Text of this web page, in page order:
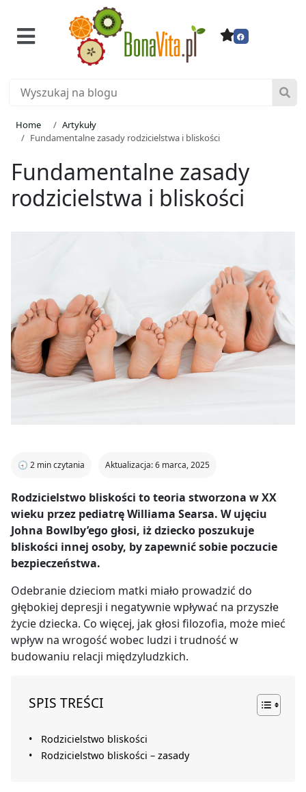
Home
Artykuły
Fundamentalne zasady rodzicielstwa i bliskości
Fundamentalne zasady
rodzicielstwa i bliskości
🕣 2 min czytania Aktualizacja: 6 marca, 2025
Rodzicielstwo bliskości to teoria stworzona w XX
wieku przez pediatrę Williama Searsa. W ujęciu
Johna Bowlby’ego głosi, iż dziecko poszukuje
bliskości innej osoby, by zapewnić sobie poczucie
bezpieczeństwa.
Odebranie dzieciom matki miało prowadzić do
głębokiej depresji i negatywnie wpływać na przyszłe
życie dziecka. Co więcej, jak głosi filozofia, może mieć
wpływ na wrogość wobec ludzi i trudność w
budowaniu relacji międzyludzkich.
SPIS TREŚCI
Rodzicielstwo bliskości
Rodzicielstwo bliskości – zasady